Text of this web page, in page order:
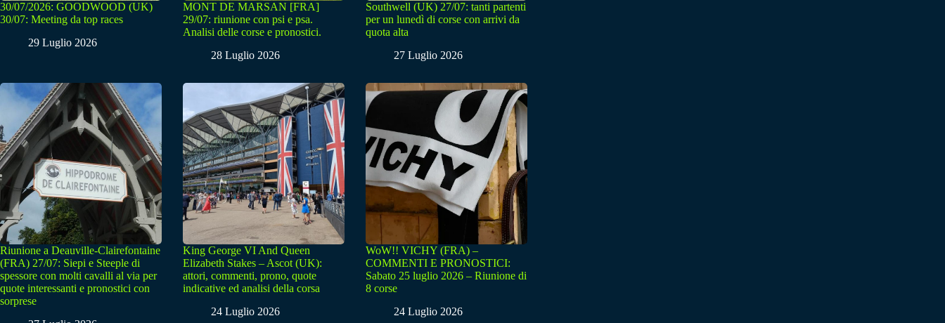
30/07/2026: GOODWOOD (UK)
30/07: Meeting da top races
29 Luglio 2026
MONT DE MARSAN [FRA]
29/07: riunione con psi e psa.
Analisi delle corse e pronostici.
28 Luglio 2026
Southwell (UK) 27/07: tanti partenti
per un lunedì di corse con arrivi da
quota alta
27 Luglio 2026
Riunione a Deauville-Clairefontaine
(FRA) 27/07: Siepi e Steeple di
spessore con molti cavalli al via per
quote interessanti e pronostici con
sorprese
King George VI And Queen
Elizabeth Stakes – Ascot (UK):
attori, commenti, prono, quote
indicative ed analisi della corsa
24 Luglio 2026
WoW!! VICHY (FRA) –
COMMENTI E PRONOSTICI:
Sabato 25 luglio 2026 – Riunione di
8 corse
24 Luglio 2026